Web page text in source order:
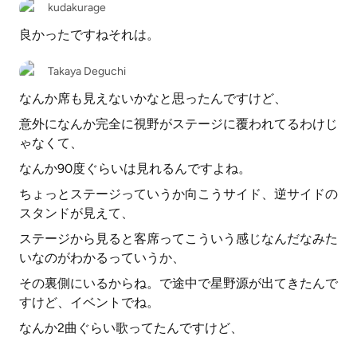
kudakurage
良かったですねそれは。
Takaya Deguchi
なんか席も見えないかなと思ったんですけど、
意外になんか完全に視野がステージに覆われてるわけじ
ゃなくて、
なんか90度ぐらいは見れるんですよね。
ちょっとステージっていうか向こうサイド、逆サイドの
スタンドが見えて、
ステージから見ると客席ってこういう感じなんだなみた
いなのがわかるっていうか、
その裏側にいるからね。で途中で星野源が出てきたんで
すけど、イベントでね。
なんか2曲ぐらい歌ってたんですけど、